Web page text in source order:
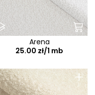
Arena
25.00 zł/1 mb
+